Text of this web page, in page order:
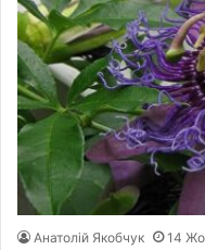
Анатолій Якобчук 14